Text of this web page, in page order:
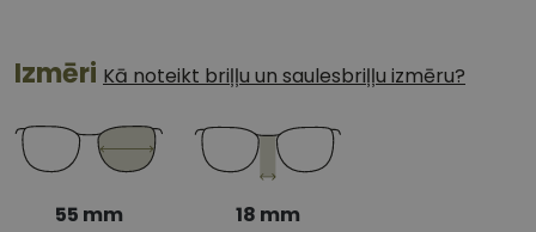
Izmēri Kā noteikt briļļu un saulesbriļļu izmēru?
55 mm
18 mm